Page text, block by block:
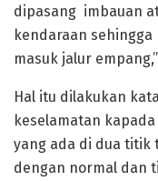
dipasang imbauan
kendaraan
masuk jalur
Hal itu dilakukan
keselamatan
yang ada di dua titik
dengan normal dan